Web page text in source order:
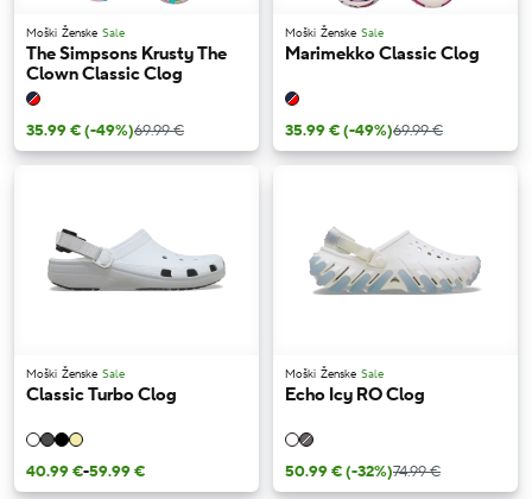
Moški Ženske Sale
The Simpsons Krusty The
Clown Classic Clog
35.99 €(-49%)69.99 €
Moški Ženske Sale
Marimekko Classic Clog
35.99 €(-49%)69.99 €
Moški Ženske Sale
Classic Turbo Clog
40.99 €-59.99 €
Moški Ženske Sale
Echo Icy RO Clog
50.99 €(-32%)74.99 €